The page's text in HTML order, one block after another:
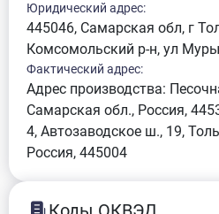
Юридический адрес:
445046, Самарская обл, г
Комсомольский р-н, ул
Фактический адрес:
Адрес производства:
Самарская обл., Россия,
4, Автозаводское ш., 19,
Россия, 445004